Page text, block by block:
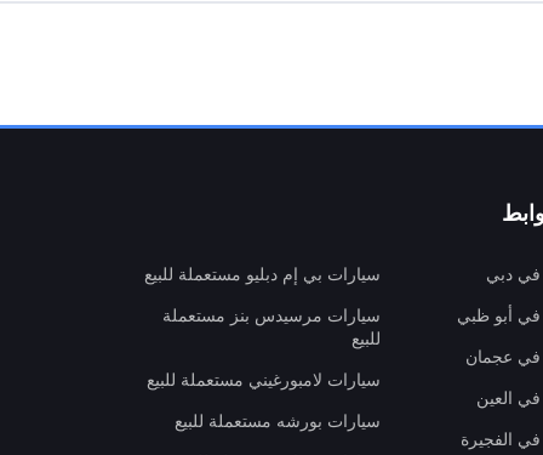
في دبي
في أبو ظبي
في عجمان
في العين
في الفجيرة
سيارات بي إم دبليو مستعملة للبيع
سيارات مرسيدس بنز مستعملة
للبيع
سيارات لامبورغيني مستعملة للبيع
سيارات بورشه مستعملة للبيع